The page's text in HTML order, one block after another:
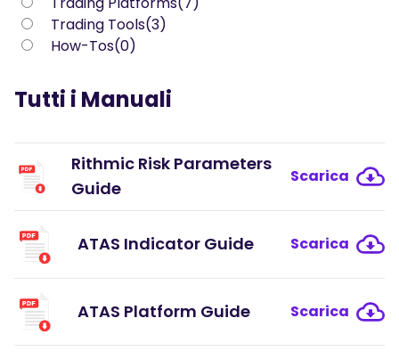
Podcasts
STRUMENTI PER IL TRADING
Calendario Economico
ACCEDI Iscriviti
Trading Tools(3)
How-Tos(0)
Tutti i Manuali
Rithmic Risk Parameters
Guide
Scarica
ATAS Indicator Guide Scarica
ATAS Platform Guide Scarica